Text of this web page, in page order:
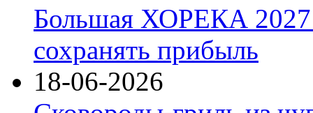
Большая ХОРЕКА 2027:
сохранять прибыль
18-06-2026